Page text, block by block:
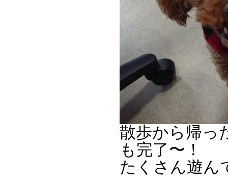
散歩から帰っ
も完了〜！
たくさん遊ん